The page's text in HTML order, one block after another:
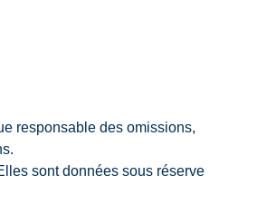
responsable des omissions,
sont données sous réserve